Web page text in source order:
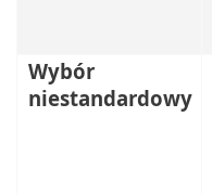
Wybór
niestandardowy